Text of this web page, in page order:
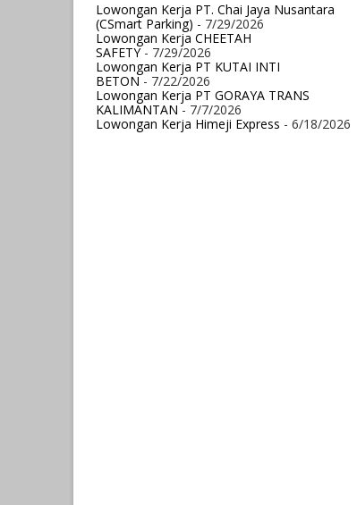
Lowongan Kerja PT. Chai Jaya Nusantara
(CSmart Parking) - 7/29/2026
Lowongan Kerja CHEETAH
SAFETY- 7/29/2026
Lowongan Kerja PT KUTAI INTI
BETON- 7/22/2026
Lowongan Kerja PT GORAYA TRANS
KALIMANTAN- 7/7/2026
Lowongan Kerja Himeji Express - 6/18/2026